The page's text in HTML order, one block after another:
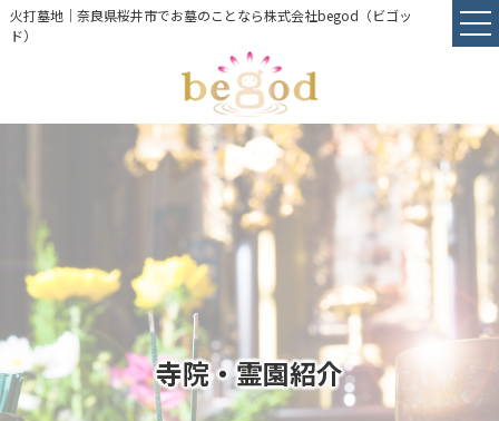
火打墓地｜奈良県桜井市でお墓のことなら株式会社begod（ビゴッ
ド）
寺院・霊園紹介